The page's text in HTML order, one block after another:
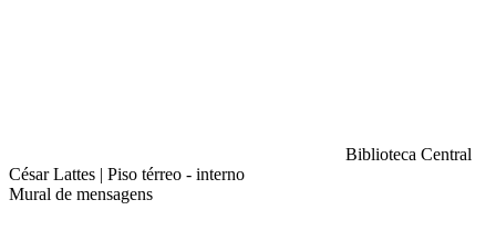
Biblioteca Central
César Lattes | Piso térreo - interno
Mural de mensagens